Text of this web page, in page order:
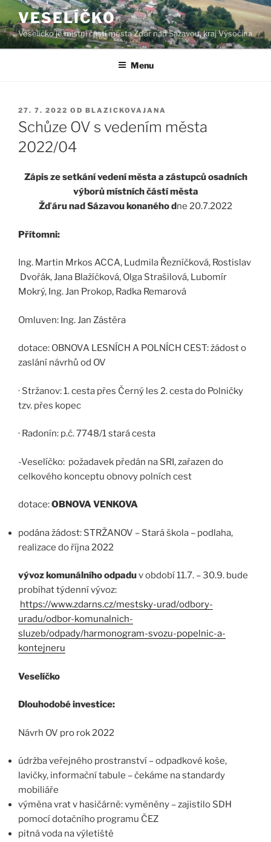
Přejít
k
obsahu
webu
VESELÍČKO
Veselíčko je místní částí města Žďár nad Sázavou, kraj Vysočina
Menu
PUBLIKOVÁNO
27. 7. 2022 OD BLAZICKOVAJANA
Schůze OV s vedením města
2022/04
Zápis ze setkání vedení města a zástupců osadních
výborů místních částí města
Žďáru nad Sázavou konaného dne 20.7.2022
Přítomni:
Ing. Martin Mrkos ACCA, Ludmila Řezníčková, Rostislav
Dvořák, Jana Blažíčková, Olga Strašilová, Lubomír
Mokrý, Ing. Jan Prokop, Radka Remarová
Omluven: Ing. Jan Zástěra
dotace: OBNOVA LESNÍCH A POLNÍCH CEST: žádost o
zaslání návrhů od OV
· Stržanov: 1. cesta přes Černý les 2. cesta do Polničky
tzv. přes kopec
· Radonín: p.č. 7748/1 stará cesta
-Veselíčko: požadavek předán na SRI, zařazen do
celkového konceptu obnovy polních cest
dotace:OBNOVA VENKOVA
podána žádost: STRŽANOV – Stará škola – podlaha,
realizace do října 2022
vývoz komunálního odpaduv období 11.7. – 30.9. bude
probíhat týdenní vývoz:
https://www.zdarns.cz/mestsky-urad/odbory-
uradu/odbor-komunalnich-
sluzeb/odpady/harmonogram-svozu-popelnic-a-
kontejneru
Veselíčko
Dlouhodobé investice:
Návrh OV pro rok 2022
údržba veřejného prostranství – odpadkové koše,
lavičky, informační tabule – čekáme na standardy
mobiliáře
výměna vrat v hasičárně: vyměněny – zajistilo SDH
pomocí dotačního programu ČEZ
pitná voda na výletiště